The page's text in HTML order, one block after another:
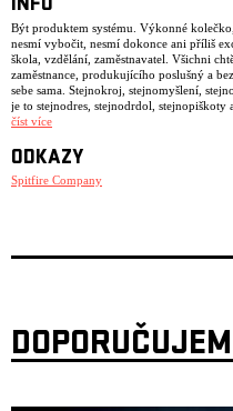
INFO
Být produktem systému. Výkonné
nesmí vybočit, nesmí dokonce ani příliš
škola, vzdělání, zaměstnavatel. Všichni
zaměstnance, produkujícího poslušný a
sebe sama. Stejnokroj, stejnomyšlení,
je to stejnodres, stejnodrdol, stejnopiškoty
dětských dušiček.
Rebelie, jediné možné východisko, jak se
Scénický multimediální projekt Baletky je
vše na pozadí surreálných obrazů,
dramatizace z knižní předlohy Baletky
únoru 2020 v nakladatelství Paseka.
číst více
ODKAZY
Spitfire Company